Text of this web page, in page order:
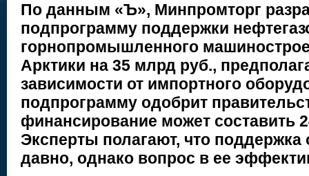
По данным «Ъ», Минпромторг
подпрограмму поддержки
горнопромышленного
Арктики на 35 млрд руб.,
зависимости от импортного
подпрограмму одобрит
финансирование может составить
Эксперты полагают, что поддержка
давно, однако вопрос в ее